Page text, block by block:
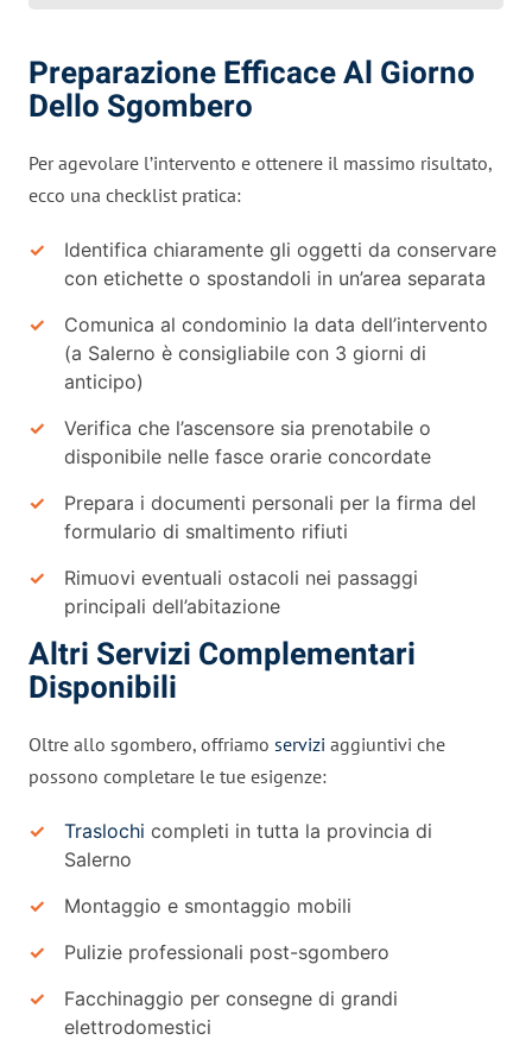
Preparazione Efficace Al Giorno
Dello Sgombero
Per agevolare l’intervento e ottenere il massimo risultato,
ecco una checklist pratica:
Identifica chiaramente gli oggetti da conservare
con etichette o spostandoli in un’area separata
Comunica al condominio la data dell’intervento
(a Salerno è consigliabile con 3 giorni di
anticipo)
Verifica che l’ascensore sia prenotabile o
disponibile nelle fasce orarie concordate
Prepara i documenti personali per la firma del
formulario di smaltimento rifiuti
Rimuovi eventuali ostacoli nei passaggi
principali dell’abitazione
Altri Servizi Complementari
Disponibili
Oltre allo sgombero, offriamo servizi aggiuntivi che
possono completare le tue esigenze:
Traslochi completi in tutta la provincia di
Salerno
Montaggio e smontaggio mobili
Pulizie professionali post-sgombero
Facchinaggio per consegne di grandi
elettrodomestici